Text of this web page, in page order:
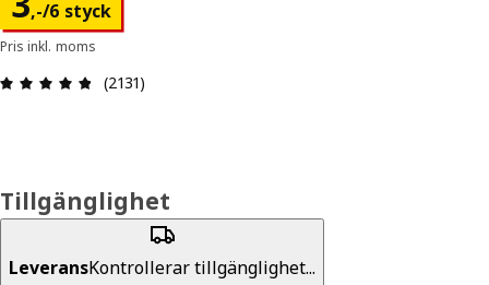
,-/6 styck
Pris inkl. moms
Recension: 4.8 / 5 stjärnor. Totalt antal
(2131)
Tillgänglighet
LeveransKontrollerar tillgänglighet...